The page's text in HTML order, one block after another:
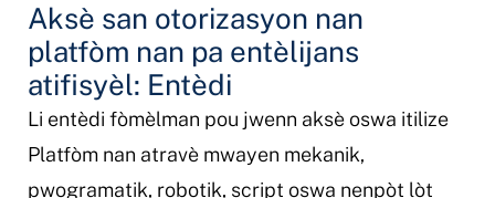
Aksè san otorizasyon nan
platfòm nan pa entèlijans
atifisyèl: Entèdi
Li entèdi fòmèlman pou jwenn aksè oswa itilize
Platfòm nan atravè mwayen mekanik,
pwogramatik, robotik, script oswa nenpòt lòt